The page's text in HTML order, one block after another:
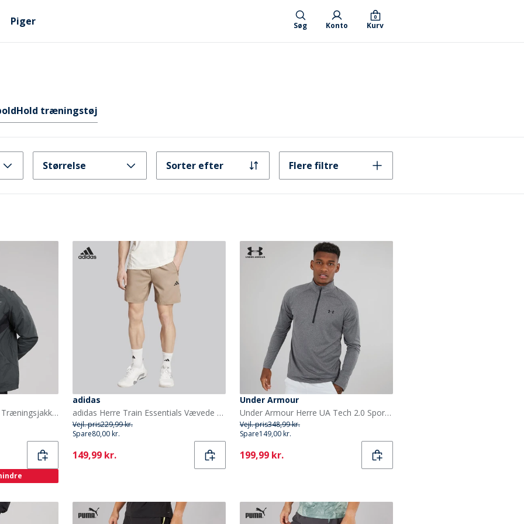
Piger Søg Konto Kurv
0
Hold træningstøj
Størrelse Sorter efter Flere filtre
Reebok Herre Basketball Træningsjakke Grey 6
adidas
adidas Herre Train Essentials Vævede Træningsshorts Chalky Brown/Sort
Vejl. pris229,99 kr.
Spare80,00 kr.
Current
149,99 kr.
Under Armour
Under Armour Herre UA Tech 2.0 Sport træningstrøjer Grå
Vejl. pris348,99 kr.
Spare149,00 kr.
Current
199,99 kr.